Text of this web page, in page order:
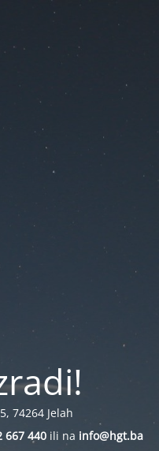
74264 Jelah
667 440ili na info@hgt.ba